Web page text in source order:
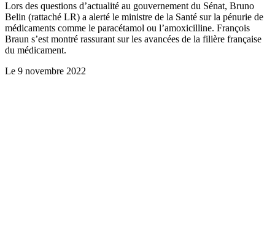
Lors des questions d’actualité au gouvernement du Sénat, Bruno
Belin (rattaché LR) a alerté le ministre de la Santé sur la pénurie de
médicaments comme le paracétamol ou l’amoxicilline. François
Braun s’est montré rassurant sur les avancées de la filière française
du médicament.
Le 9 novembre 2022